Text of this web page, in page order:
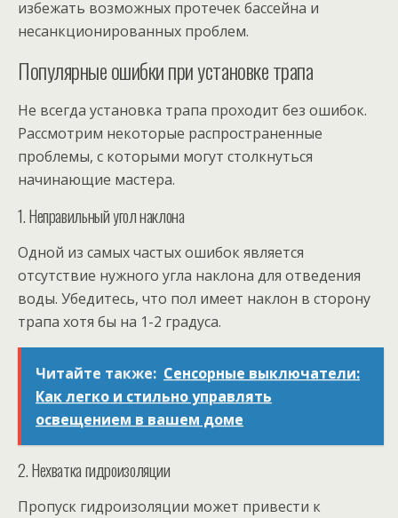
избежать возможных протечек бассейна и
несанкционированных проблем.
Популярные ошибки при установке трапа
Не всегда установка трапа проходит без ошибок.
Рассмотрим некоторые распространенные
проблемы, с которыми могут столкнуться
начинающие мастера.
1. Неправильный угол наклона
Одной из самых частых ошибок является
отсутствие нужного угла наклона для отведения
воды. Убедитесь, что пол имеет наклон в сторону
трапа хотя бы на 1-2 градуса.
Читайте также: Сенсорные выключатели:
Как легко и стильно управлять
освещением в вашем доме
2. Нехватка гидроизоляции
Пропуск гидроизоляции может привести к